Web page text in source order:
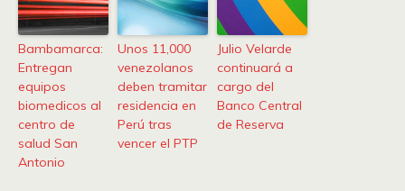
Bambamarca:
Entregan
equipos
biomedicos al
centro de
salud San
Antonio
Unos 11,000
venezolanos
deben tramitar
residencia en
Perú tras
vencer el PTP
Julio Velarde
continuará a
cargo del
Banco Central
de Reserva